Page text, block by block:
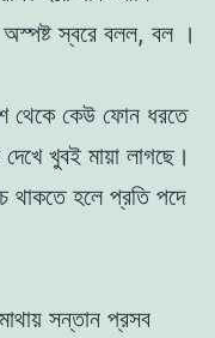
অস্পষ্টস্বরে বলল, বল ।
থেকে কেউ ফোন ধরতে
দেখে খুবই মায়া লাগছে।
থাকতে হলে প্রতি পদে
মাথায় সন্তান প্রসব